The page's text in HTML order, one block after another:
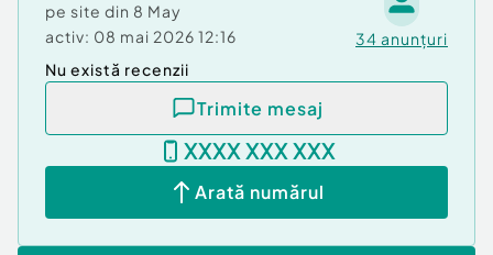
???? Preț: 229.000 EUR (negociabil)
Id intern: P5535
Suprafaţă totală: 600 m²
An finalizare construcție: 2024
Stadiu construcţie:Finalizat
Comision cumpărător:0%
Nr. locuri parcare:1
Tip imobil:Casă/Vilă
pe site din 8 May
activ: 08 mai 2026 12:16 34 anunțuri
Nu există recenzii
Trimite mesaj
XXXX XXX XXX
Arată numărul